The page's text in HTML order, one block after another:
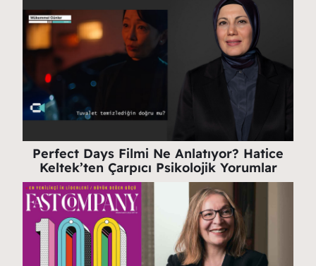
Perfect Days Filmi Ne Anlatıyor? Hatice
Keltek’ten Çarpıcı Psikolojik Yorumlar